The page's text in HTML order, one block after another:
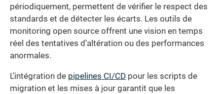
périodiquement, permettent de vérifier le respect des
standards et de détecter les écarts. Les outils de
monitoring open source offrent une vision en temps
réel des tentatives d’altération ou des performances
anormales.
L’intégration de pipelines CI/CD pour les scripts de
migration et les mises à jour garantit que les